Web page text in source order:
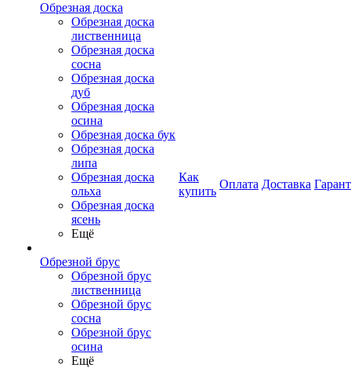
Обрезная доска
Обрезная доска
лиственница
Обрезная доска
сосна
Обрезная доска
дуб
Обрезная доска
осина
Обрезная доска бук
Обрезная доска
липа
Обрезная доска
ольха
Обрезная доска
ясень
Ещё
Обрезной брус
Обрезной брус
лиственница
Обрезной брус
сосна
Обрезной брус
осина
Ещё
Как
купить
Оплата Доставка